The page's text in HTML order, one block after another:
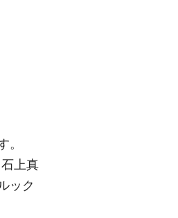
上真
ック